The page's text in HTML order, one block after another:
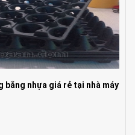
nhựa giá rẻ tại nhà máy